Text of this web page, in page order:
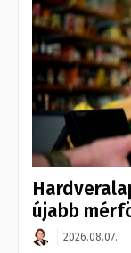
újabb
2026.08.07.